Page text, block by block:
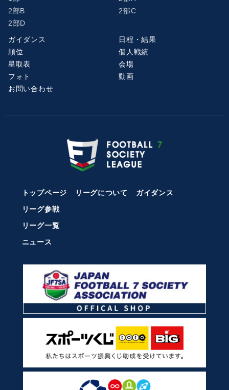
2部B
2部C
2部D
ガイダンス
日程・結果
順位
個人戦績
星取表
会場
フォト
動画
お問い合わせ
トップページ リーグについて
ガイダンス
リーグ参戦
リーグ一覧
ニュース